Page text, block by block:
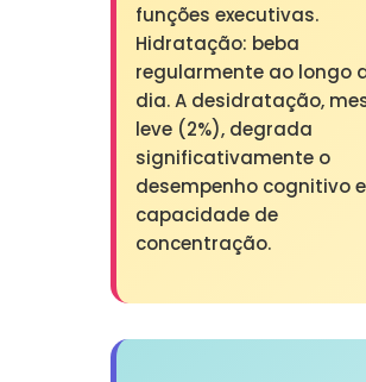
funções executivas.
Hidratação: beba
regularmente ao longo
dia. A desidratação,
leve (2%), degrada
significativamente o
desempenho cognitivo
capacidade de
concentração.